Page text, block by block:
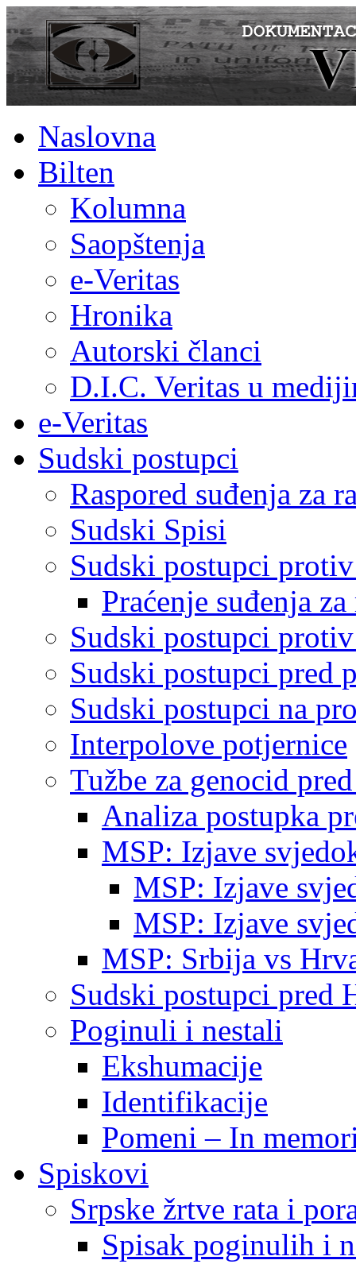
Naslovna
Bilten
Kolumna
Saopštenja
e-Veritas
Hronika
Autorski članci
D.I.C. Veritas u
e-Veritas
Sudski postupci
Raspored suđenja za
Sudski Spisi
Sudski postupci
Praćenje suđenja
Sudski postupci
Sudski postupci pred
Sudski postupci na
Interpolove potjernice
Tužbe za genocid
Analiza postupka
MSP: Izjave
MSP: Izjave
MSP: Izjave
MSP: Srbija vs
Sudski postupci pred
Poginuli i nestali
Ekshumacije
Identifikacije
Pomeni – In
Spiskovi
Srpske žrtve rata i
Spisak poginulih i